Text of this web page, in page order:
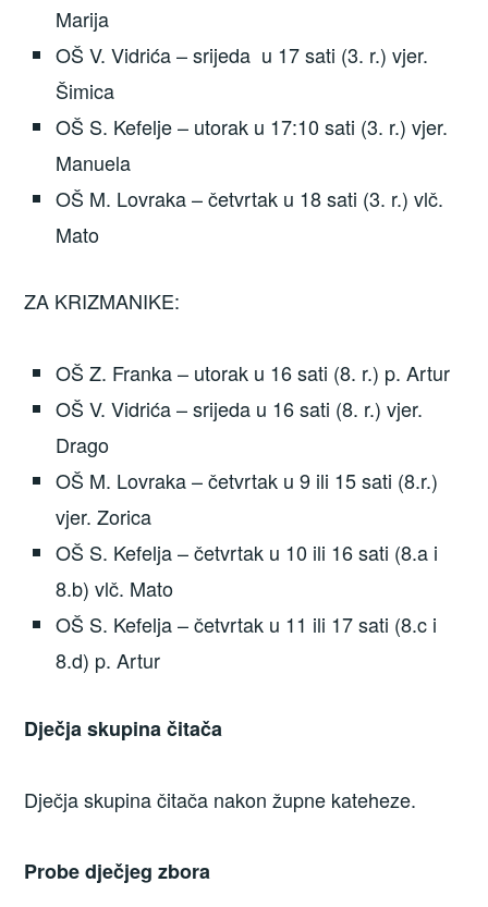
Marija
OŠ V. Vidrića – srijeda u 17 sati (3. r.) vjer.
Šimica
OŠ S. Kefelje – utorak u 17:10 sati (3. r.) vjer.
Manuela
OŠ M. Lovraka – četvrtak u 18 sati (3. r.) vlč.
Mato
ZA KRIZMANIKE:
OŠ Z. Franka – utorak u 16 sati (8. r.) p. Artur
OŠ V. Vidrića – srijeda u 16 sati (8. r.) vjer.
Drago
OŠ M. Lovraka – četvrtak u 9 ili 15 sati (8.r.)
vjer. Zorica
OŠ S. Kefelja – četvrtak u 10 ili 16 sati (8.a i
8.b) vlč. Mato
OŠ S. Kefelja – četvrtak u 11 ili 17 sati (8.c i
8.d) p. Artur
Dječja skupina čitača
Dječja skupina čitača nakon župne kateheze.
Probe dječjeg zbora